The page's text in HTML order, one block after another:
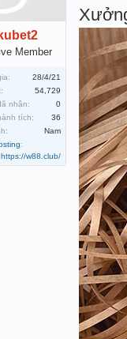
kubet2
Member
28/4/21
54,729
nhận:
0
tích:
36
Nam
:
https://w88.club/